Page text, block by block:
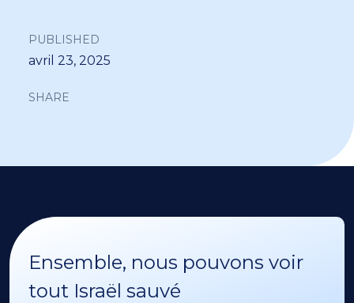
PUBLISHED
avril 23, 2025
SHARE
Ensemble, nous pouvons voir
tout Israël sauvé